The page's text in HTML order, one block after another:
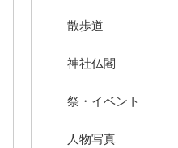
散歩道
神社仏閣
祭・イベント
人物写真